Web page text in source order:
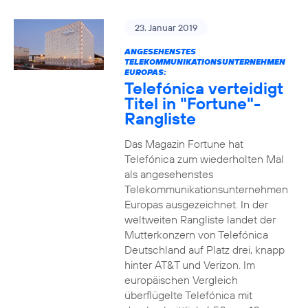
23. Januar 2019
ANGESEHENSTES
TELEKOMMUNIKATIONSUNTERNEHMEN
EUROPAS:
Telefónica verteidigt
Titel in "Fortune"-
Rangliste
Das Magazin Fortune hat
Telefónica zum wiederholten Mal
als angesehenstes
Telekommunikationsunternehmen
Europas ausgezeichnet. In der
weltweiten Rangliste landet der
Mutterkonzern von Telefónica
Deutschland auf Platz drei, knapp
hinter AT&T und Verizon. Im
europäischen Vergleich
überflügelte Telefónica mit